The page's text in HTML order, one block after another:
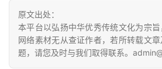
原文出处：
本平台以弘扬中华优秀传统文化为宗旨
网络素材无从查证作者，若所转载文
题，请您及时与我们取得联系。